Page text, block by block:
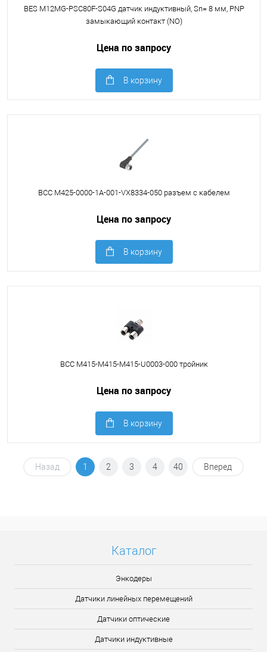
BES M12MG-PSC80F-S04G датчик индуктивный, Sn= 8 мм, PNP
замыкающий контакт (NO)
Цена по запросу
В корзину
BCC M425-0000-1A-001-VX8334-050 разъем с кабелем
Цена по запросу
В корзину
BCC M415-M415-M415-U0003-000 тройник
Цена по запросу
В корзину
Назад 1 2 3 4 40 Вперед
Каталог
Энкодеры
Датчики линейных перемещений
Датчики оптические
Датчики индуктивные